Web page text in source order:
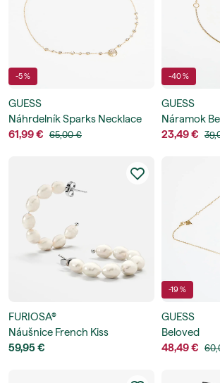
-5 %
GUESS
Náhrdelník Sparks Necklace
61,99 € 65,00 €
-40 %
GUESS
Náramok
23,49 €
FURIOSA®
Náušnice French Kiss
59,95 €
-19 %
GUESS
Beloved
48,49 €